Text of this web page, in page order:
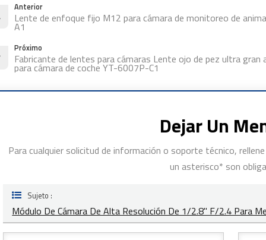
Anterior
Lente de enfoque fijo M12 para cámara de monitoreo de
A1
Próximo
Fabricante de lentes para cámaras Lente ojo de pez ultra
para cámara de coche YT-6007P-C1
Dejar Un
Para cualquier solicitud de información o soporte técnico,
un asterisco* son
Sujeto :